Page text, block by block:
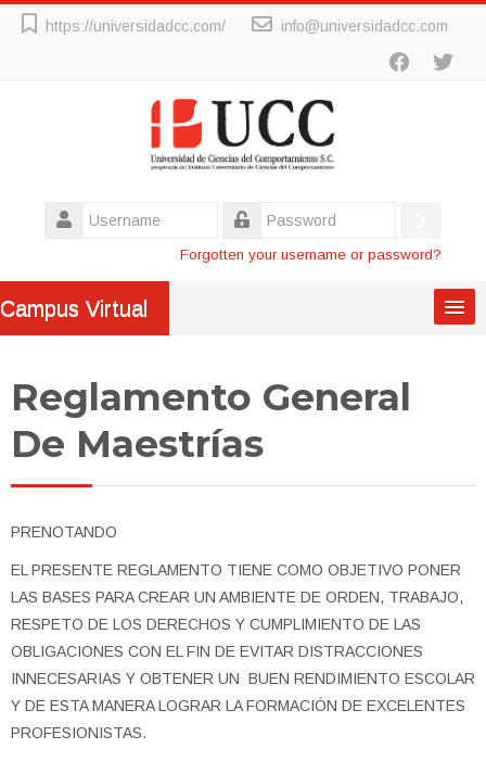
Skip
https://universidadcc.com/ info@universidadcc.com
Username
Forgotten your username or password?
Campus Virtual
Maestrías
Cursos
English ‎(en)‎
Search
courses
Reglamento General
De Maestrías
PRENOTANDO
EL PRESENTE REGLAMENTO TIENE COMO OBJETIVO PONER
LAS BASES PARA CREAR UN AMBIENTE DE ORDEN, TRABAJO,
RESPETO DE LOS DERECHOS Y CUMPLIMIENTO DE LAS
OBLIGACIONES CON EL FIN DE EVITAR DISTRACCIONES
INNECESARIAS Y OBTENER UN BUEN RENDIMIENTO ESCOLAR
Y DE ESTA MANERA LOGRAR LA FORMACIÓN DE EXCELENTES
PROFESIONISTAS.